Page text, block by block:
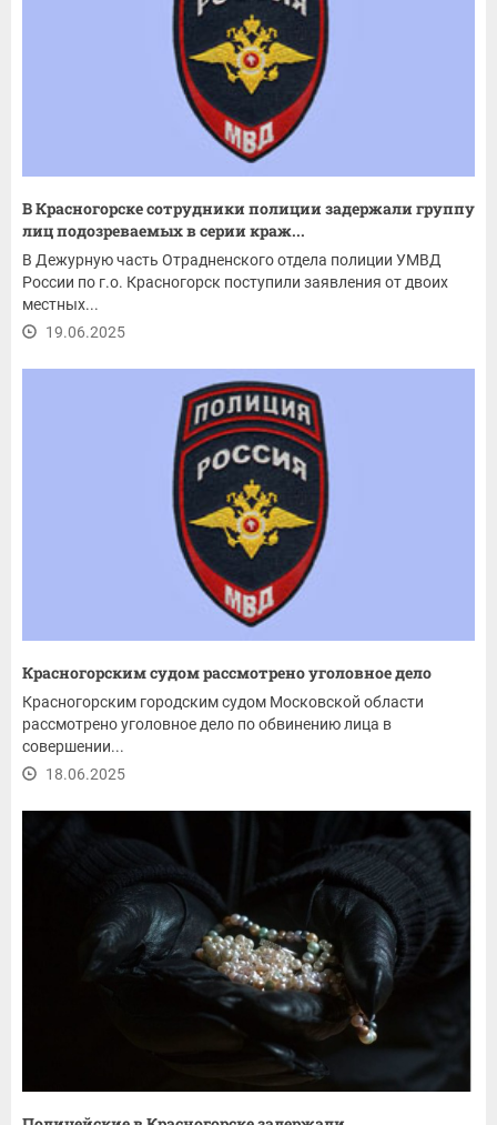
В Красногорске сотрудники полиции задержали группу
лиц подозреваемых в серии краж...
В Дежурную часть Отрадненского отдела полиции УМВД
России по г.о. Красногорск поступили заявления от двоих
местных...
19.06.2025
Красногорским судом рассмотрено уголовное дело
Красногорским городским судом Московской области
рассмотрено уголовное дело по обвинению лица в
совершении...
18.06.2025